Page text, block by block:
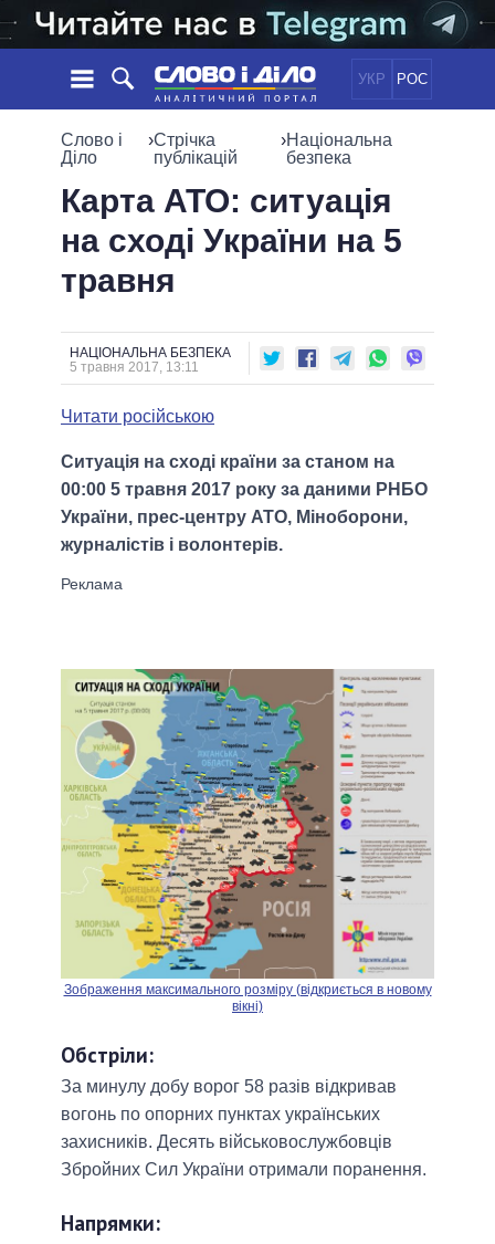
УКР РОС
НОВИНИ
ПОДІЇ
СТАТТІ
ДУМКИ
ДАЙДЖЕСТИ
ЕКОНОМІКА
СУСПІЛЬСТВО
ОБIЦЯНКИ
ПОЛIТИКИ
УСІ ПОЛІТИКИ
ВЕРХОВНА РАДА
КАБІНЕТ МІНІСТРІВ
ГОЛОВИ ОБЛАДМІНІСТРАЦІЙ
ВСІ ПЕРСОНИ
ВІДЕО
ПІДТРИМАТИ
ПОРІВНЯННЯ ПОЛІТИКІВ
Слово і
Діло
›Стрічка
публікацій
›Національна
безпека
Карта АТО: ситуація
на сході України на 5
травня
НАЦІОНАЛЬНА БЕЗПЕКА
5 травня 2017, 13:11
Читати російською
Ситуація на сході країни за станом на
00:00 5 травня 2017 року за даними РНБО
України, прес-центру АТО, Міноборони,
журналістів і волонтерів.
Зображення максимального розміру (відкриється в новому
вікні)
Обстріли:
За минулу добу ворог 58 разів відкривав
вогонь по опорних пунктах українських
захисників. Десять військовослужбовців
Збройних Сил України отримали поранення.
Напрямки: